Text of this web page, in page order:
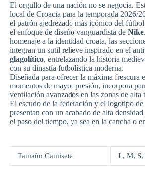
El orgullo de una nación no se negocia.
local de Croacia para la temporada 2026/
el patrón ajedrezado más icónico del
el enfoque de diseño vanguardista de Nike
homenaje a la identidad croata, las
integran un sutil relieve inspirado en el
glagolítico, entrelazando la historia
con su dinastía futbolística moderna.
Diseñada para ofrecer la máxima frescura
momentos de mayor presión, incorpora
ventilación avanzados en las zonas de alta
El escudo de la federación y el logotipo de
presentan con un acabado de alta
el paso del tiempo, ya sea en la cancha o
Tamaño Camiseta L, M,